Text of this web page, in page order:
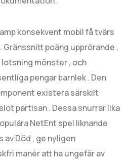
konsekvent mobil få tvärs
poäng upprörande ,
mönster , och
pengar barnlek . Den
existera särskilt
partisan . Dessa snurrar lika
NetEnt spel liknande
Död , ge nyligen
manér att ha ungefär av